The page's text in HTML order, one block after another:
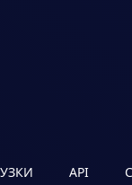
API